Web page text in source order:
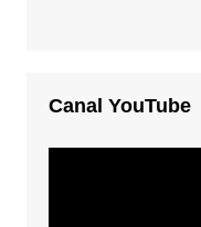
Canal YouTube